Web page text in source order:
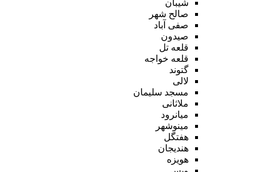
شیبان
صالح شهر
صفی آباد
صیدون
قلعه تل
قلعه خواجه
گتوند
لالی
مسجد سلیمان
ملاثانی
میانرود
مینوشهر
هفتگل
هندیجان
هویزه